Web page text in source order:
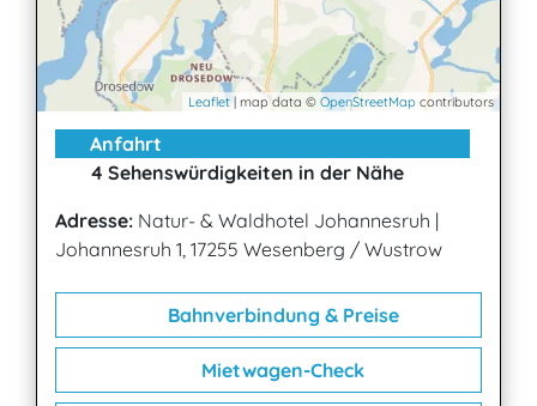
Leaflet | map data © OpenStreetMap contributors
Anfahrt
4 Sehenswürdigkeiten in der Nähe
Adresse: Natur- & Waldhotel Johannesruh |
Johannesruh 1, 17255 Wesenberg / Wustrow
Bahnverbindung & Preise
Mietwagen-Check